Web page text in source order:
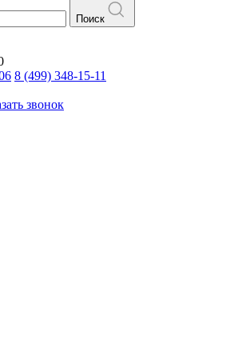
Поиск
8 (499) 348-15-11
звонок